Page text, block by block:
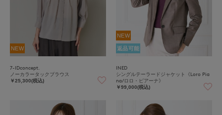
NEW
7-IDconcept.
ノーカラータックブラウス
￥25,300(税込)
NEW
返品可能
INED
シングルテーラードジャケット《Loro Pia
na/ロロ・ピアーナ》
￥99,000(税込)